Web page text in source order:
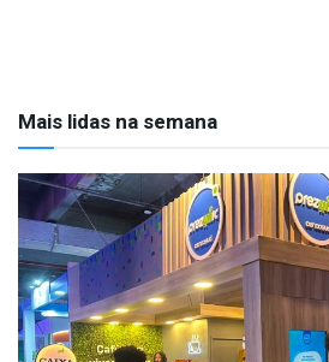
Mais lidas na semana